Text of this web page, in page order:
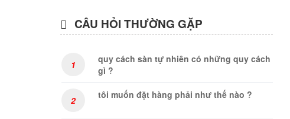
CÂU HỎI THƯỜNG GẶP
1
quy cách sàn tự nhiên có những quy cách
gì ?
2 tôi muốn đặt hàng phải như thế nào ?